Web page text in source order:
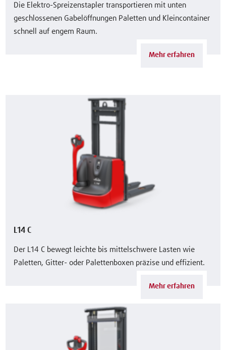
Die Elektro-Spreizenstapler transportieren mit unten
geschlossenen Gabelöffnungen Paletten und Kleincontainer
schnell auf engem Raum.
Mehr erfahren
L14 C
Der L14 C bewegt leichte bis mittelschwere Lasten wie
Paletten, Gitter- oder Palettenboxen präzise und effizient.
Mehr erfahren